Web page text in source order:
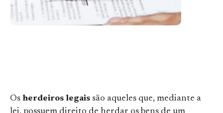
Os herdeiros legais são aqueles que, mediante a